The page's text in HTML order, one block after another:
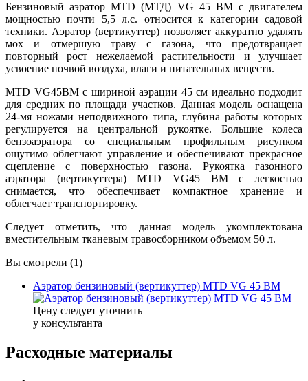
Бензиновый аэратор MTD (МТД) VG 45 BM с двигателем
мощностью почти 5,5 л.с. относится к категории садовой
техники. Аэратор (вертикуттер) позволяет аккуратно удалять
мох и отмершую траву с газона, что предотвращает
повторный рост нежелаемой растительности и улучшает
усвоение почвой воздуха, влаги и питательных веществ.
MTD VG45BM с шириной аэрации 45 см идеально подходит
для средних по площади участков. Данная модель оснащена
24-мя ножами неподвижного типа, глубина работы которых
регулируется на центральной рукоятке. Большие колеса
бензоаэратора со специальным профильным рисунком
ощутимо облегчают управление и обеспечивают прекрасное
сцепление с поверхностью газона. Рукоятка газонного
аэратора (вертикуттера) MTD VG45 BM с легкостью
снимается, что обеспечивает компактное хранение и
облегчает транспортировку.
Следует отметить, что данная модель укомплектована
вместительным тканевым травосборником объемом 50 л.
Вы смотрели (1)
Аэратор бензиновый (вертикуттер) MTD VG 45 BM
Цену следует уточнить
у консультанта
Расходные материалы